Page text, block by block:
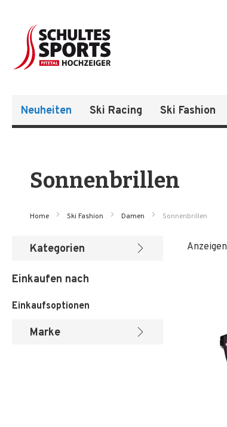
Neuheiten Ski Racing Ski Fashion
Sonnenbrillen
Home Ski Fashion Damen Sonnenbrillen
Anzeigen
Kategorien
Einkaufen nach
Einkaufsoptionen
Marke